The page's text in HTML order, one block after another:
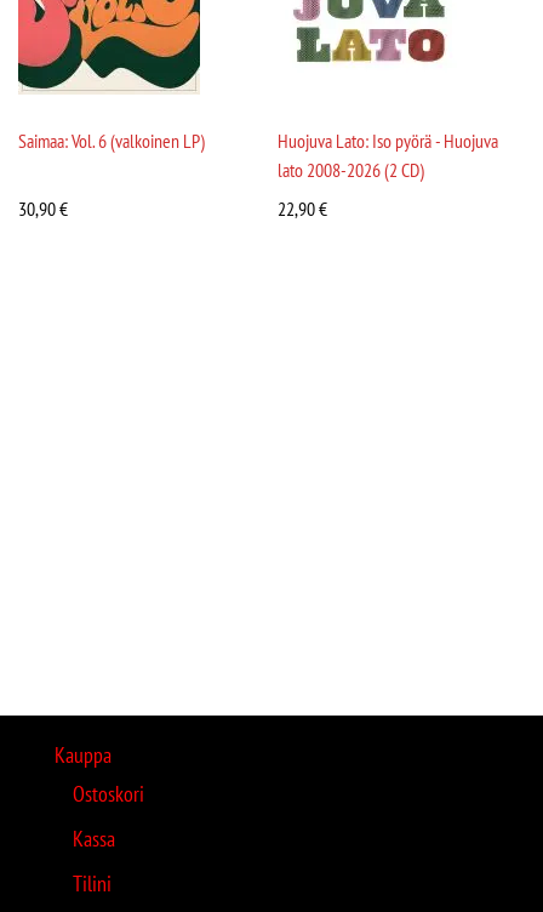
Saimaa: Vol. 6 (valkoinen LP)
30,90€
Huojuva Lato: Iso pyörä - Huojuva
lato 2008-2026 (2 CD)
22,90€
Kauppa
Ostoskori
Kassa
Tilini